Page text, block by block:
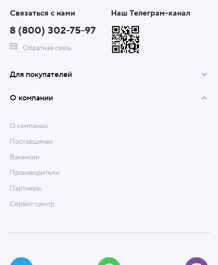
Связаться с нами
8 (800) 302-75-97
Обратная связь
Наш Телеграм-канал
Для покупателей
О компании
О компании
Поставщикам
Вакансии
Производители
Партнеры
Сервис-центр